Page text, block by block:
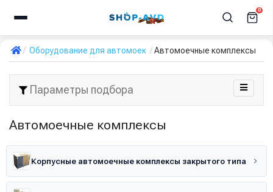
0
Оборудование для автомоек Автомоечные комплексы
Параметры подбора
Автомоечные комплексы
Корпусные автомоечные комплексы закрытого типа